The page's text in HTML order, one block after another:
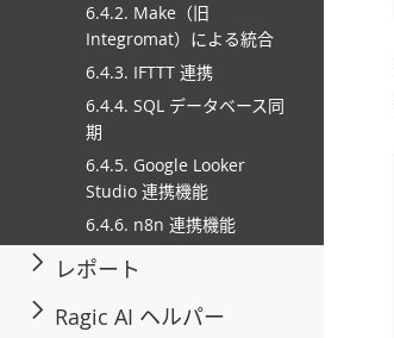
6.4.2. Make（旧
Integromat）による統合
6.4.3. IFTTT 連携
6.4.4. SQL データベース同
期
6.4.5. Google Looker
Studio 連携機能
6.4.6. n8n 連携機能
レポート
Ragic AI ヘルパー